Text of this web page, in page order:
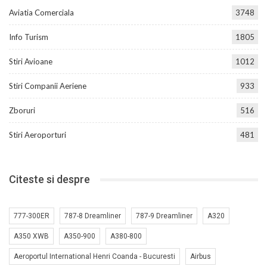
Aviatia Comerciala 3748
Info Turism 1805
Stiri Avioane 1012
Stiri Companii Aeriene 933
Zboruri 516
Stiri Aeroporturi 481
Citeste si despre
777-300ER 787-8 Dreamliner 787-9 Dreamliner A320
A350 XWB A350-900 A380-800
Aeroportul International Henri Coanda - Bucuresti Airbus